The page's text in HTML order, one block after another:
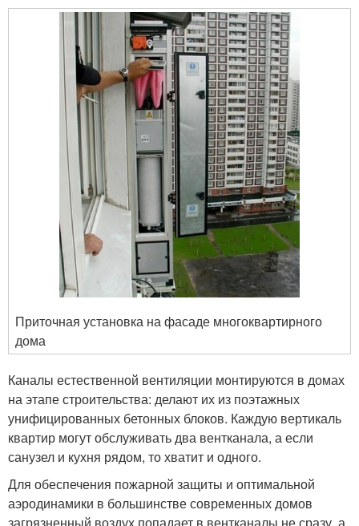
Приточная установка на фасаде многоквартирного
дома
Каналы естественной вентиляции монтируются в домах
на этапе строительства: делают их из поэтажных
унифицированных бетонных блоков. Каждую вертикаль
квартир могут обслуживать два вентканала, а если
санузел и кухня рядом, то хватит и одного.
Для обеспечения пожарной защиты и оптимальной
аэродинамики в большинстве современных домов